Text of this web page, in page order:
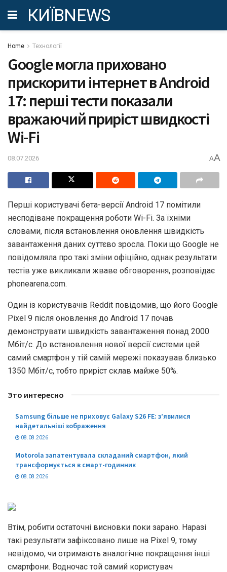
КИЇВNEWS
Home Технології
Google могла приховано
прискорити інтернет в Android
17: перші тести показали
вражаючий приріст швидкості
Wi-Fi
08.07.2026 AA
Перші користувачі бета-версії Android 17 помітили
несподіване покращення роботи Wi-Fi. За їхніми
словами, після встановлення оновлення швидкість
завантаження даних суттєво зросла. Поки що Google не
повідомляла про такі зміни офіційно, однак результати
тестів уже викликали жваве обговорення, розповідає
phonearena.com.
Один із користувачів Reddit повідомив, що його Google
Pixel 9 після оновлення до Android 17 почав
демонструвати швидкість завантаження понад 2000
Мбіт/с. До встановлення нової версії системи цей
самий смартфон у тій самій мережі показував близько
1350 Мбіт/с, тобто приріст склав майже 50%.
Это интересно
Samsung більше не приховує Galaxy S26 FE: з’явилися
найдетальніші зображення
08.08.2026
Motorola запатентувала складаний смартфон, який
трансформується в смарт-годинник
08.08.2026
Втім, робити остаточні висновки поки зарано. Наразі
такі результати зафіксовано лише на Pixel 9, тому
невідомо, чи отримають аналогічне покращення інші
смартфони. Водночас той самий користувач